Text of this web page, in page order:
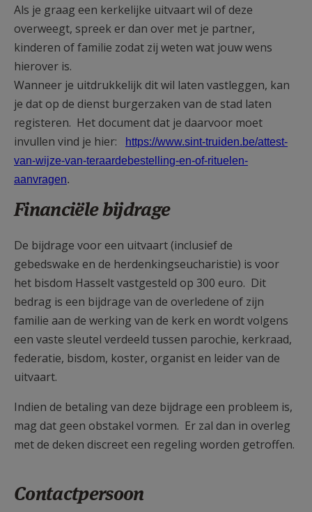
Als je graag een kerkelijke uitvaart wil of deze
overweegt, spreek er dan over met je partner,
kinderen of familie zodat zij weten wat jouw wens
hierover is.
Wanneer je uitdrukkelijk dit wil laten vastleggen, kan
je dat op de dienst burgerzaken van de stad laten
registeren. Het document dat je daarvoor moet
invullen vind je hier:
https://www.sint-truiden.be/attest-
van-wijze-van-teraardebestelling-en-of-rituelen-
aanvragen.
Financiële bijdrage
De bijdrage voor een uitvaart (inclusief de
gebedswake en de herdenkingseucharistie) is voor
het bisdom Hasselt vastgesteld op 300 euro. Dit
bedrag is een bijdrage van de overledene of zijn
familie aan de werking van de kerk en wordt volgens
een vaste sleutel verdeeld tussen parochie, kerkraad,
federatie, bisdom, koster, organist en leider van de
uitvaart.
Indien de betaling van deze bijdrage een probleem is,
mag dat geen obstakel vormen. Er zal dan in overleg
met de deken discreet een regeling worden getroffen.
Contactpersoon